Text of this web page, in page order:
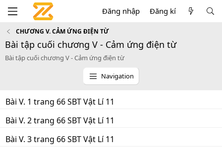
Đăng nhập Đăng kí
CHƯƠNG V. CẢM ỨNG ĐIỆN TỪ
Bài tập cuối chương V - Cảm ứng điện từ
Bài tập cuối chương V - Cảm ứng điện từ
Navigation
Bài V. 1 trang 66 SBT Vật Lí 11
Bài V. 2 trang 66 SBT Vật Lí 11
Bài V. 3 trang 66 SBT Vật Lí 11